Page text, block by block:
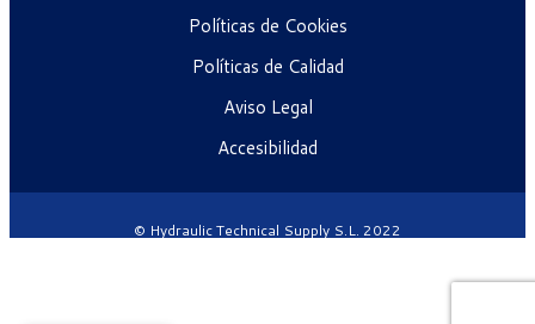
Políticas de Cookies
Políticas de Calidad
Aviso Legal
Accesibilidad
© Hydraulic Technical Supply S.L. 2022